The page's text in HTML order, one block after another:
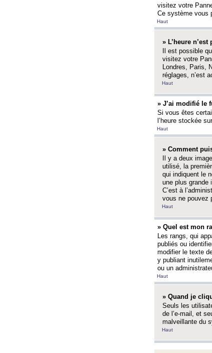
visitez votre
Ce système vous
Haut
» L’heure n’est
Il est possible
visitez votre
Londres, Paris,
réglages, n’est
Haut
» J’ai modifié le
Si vous êtes
l’heure stockée
Haut
» Comment
Il y a deux
utilisé, la
qui indiquent le
une plus grande
C’est à
vous ne pouvez
Haut
» Quel est mon
Les rangs, qui
publiés ou
modifier le texte
y publiant
ou un
Haut
» Quand je
Seuls les
de l’e-mail, et
malveillante du
Haut